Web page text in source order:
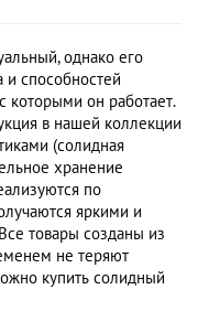
однако его
и способностей
которыми он работает.
в нашей коллекции
(солидная
хранение
по
яркими и
товары созданы из
не теряют
купить солидный